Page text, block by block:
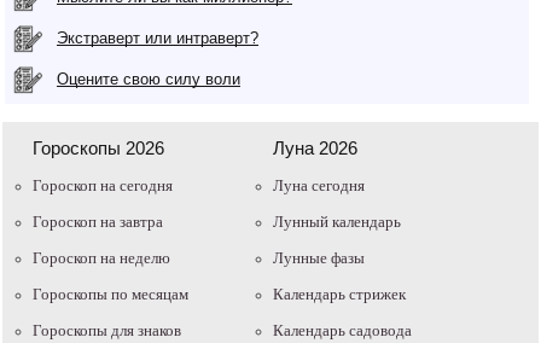
Экстраверт или интраверт?
Оцените свою силу воли
Гороскопы 2026
Гороскоп на сегодня
Гороскоп на завтра
Гороскоп на неделю
Гороскопы по месяцам
Гороскопы для знаков
Луна 2026
Луна сегодня
Лунный календарь
Лунные фазы
Календарь стрижек
Календарь садовода